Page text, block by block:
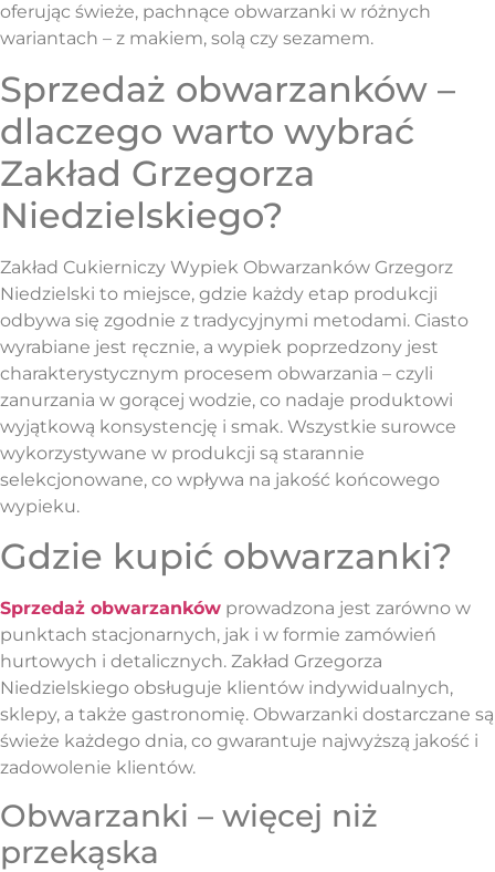
oferując świeże, pachnące obwarzanki w różnych
wariantach – z makiem, solą czy sezamem.
Sprzedaż obwarzanków –
dlaczego warto wybrać
Zakład Grzegorza
Niedzielskiego?
Zakład Cukierniczy Wypiek Obwarzanków Grzegorz
Niedzielski to miejsce, gdzie każdy etap produkcji
odbywa się zgodnie z tradycyjnymi metodami. Ciasto
wyrabiane jest ręcznie, a wypiek poprzedzony jest
charakterystycznym procesem obwarzania – czyli
zanurzania w gorącej wodzie, co nadaje produktowi
wyjątkową konsystencję i smak. Wszystkie surowce
wykorzystywane w produkcji są starannie
selekcjonowane, co wpływa na jakość końcowego
wypieku.
Gdzie kupić obwarzanki?
Sprzedaż obwarzanków prowadzona jest zarówno w
punktach stacjonarnych, jak i w formie zamówień
hurtowych i detalicznych. Zakład Grzegorza
Niedzielskiego obsługuje klientów indywidualnych,
sklepy, a także gastronomię. Obwarzanki dostarczane są
świeże każdego dnia, co gwarantuje najwyższą jakość i
zadowolenie klientów.
Obwarzanki – więcej niż
przekąska